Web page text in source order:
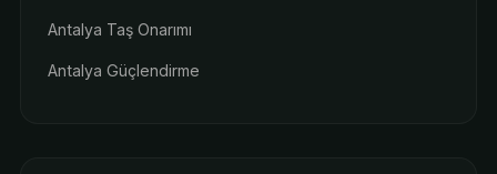
Antalya Taş Onarımı
Antalya Güçlendirme